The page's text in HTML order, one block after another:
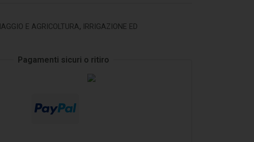
E AGRICOLTURA, IRRIGAZIONE ED
Pagamenti sicuri o ritiro